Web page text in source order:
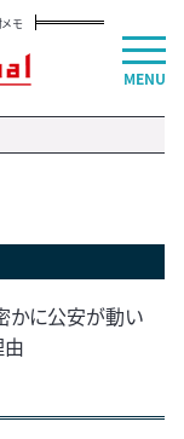
モ
かに公安が動い
MENU